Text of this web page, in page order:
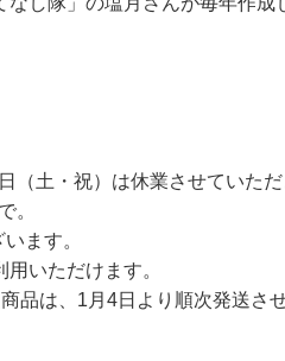
土・祝）は休業させていただ
。
ます。
いただけます。
品は、1月4日より順次発送さ